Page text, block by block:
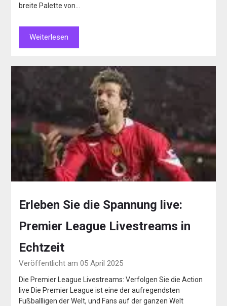
breite Palette von…
Weiterlesen
Erleben Sie die Spannung live:
Premier League Livestreams in
Echtzeit
Veröffentlicht am 05 April 2025
Die Premier League Livestreams: Verfolgen Sie die Action
live Die Premier League ist eine der aufregendsten
Fußballligen der Welt, und Fans auf der ganzen Welt